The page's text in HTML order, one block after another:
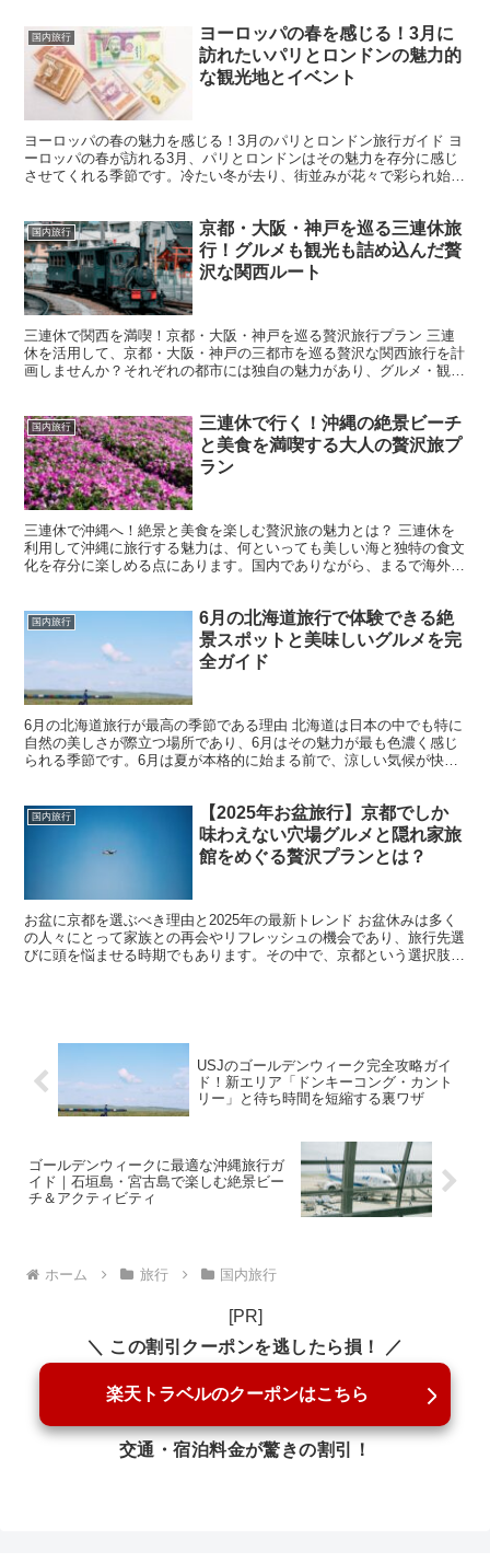
国内旅行
ヨーロッパの春を感じる！3月に
訪れたいパリとロンドンの魅力的
な観光地とイベント
ヨーロッパの春の魅力を感じる！3月のパリとロンドン旅行ガイド ヨ
ーロッパの春が訪れる3月、パリとロンドンはその魅力を存分に感じ
させてくれる季節です。冷たい冬が去り、街並みが花々で彩られ始
国内旅行
京都・大阪・神戸を巡る三連休旅
行！グルメも観光も詰め込んだ贅
沢な関西ルート
三連休で関西を満喫！京都・大阪・神戸を巡る贅沢旅行プラン 三連
休を活用して、京都・大阪・神戸の三都市を巡る贅沢な関西旅行を計
画しませんか？それぞれの都市には独自の魅力があり、グルメ・観
国内旅行
三連休で行く！沖縄の絶景ビーチ
と美食を満喫する大人の贅沢旅プ
ラン
三連休で沖縄へ！絶景と美食を楽しむ贅沢旅の魅力とは？ 三連休を
利用して沖縄に旅行する魅力は、何といっても美しい海と独特の食文
化を存分に楽しめる点にあります。国内でありながら、まるで海外の
国内旅行
6月の北海道旅行で体験できる絶
景スポットと美味しいグルメを完
全ガイド
6月の北海道旅行が最高の季節である理由 北海道は日本の中でも特に
自然の美しさが際立つ場所であり、6月はその魅力が最も色濃く感じ
られる季節です。6月は夏が本格的に始まる前で、涼しい気候が快適
国内旅行
【2025年お盆旅行】京都でしか
味わえない穴場グルメと隠れ家旅
館をめぐる贅沢プランとは？
お盆に京都を選ぶべき理由と2025年の最新トレンド お盆休みは多く
の人々にとって家族との再会やリフレッシュの機会であり、旅行先選
びに頭を悩ませる時期でもあります。その中で、京都という選択肢は
USJのゴールデンウィーク完全攻略ガイ
ド！新エリア「ドンキーコング・カント
リー」と待ち時間を短縮する裏ワザ
ゴールデンウィークに最適な沖縄旅行ガ
イド｜石垣島・宮古島で楽しむ絶景ビー
チ＆アクティビティ
ホーム 旅行 国内旅行
[PR]
＼ この割引クーポンを逃したら損！ ／
楽天トラベルのクーポンはこちら
交通・宿泊料金が驚きの割引！